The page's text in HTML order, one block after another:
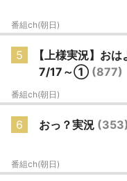
番組ch(朝日)
5
【上様実況】お
7/17～① (877)
番組ch(朝日)
6 おっ？実況 (353)
番組ch(朝日)